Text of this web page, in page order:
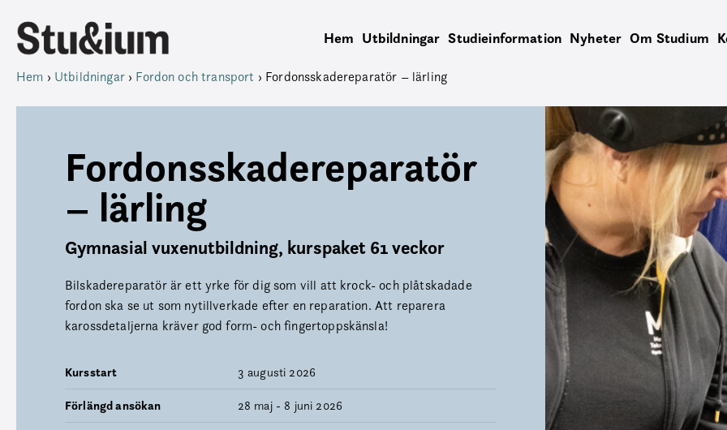
Hem Utbildningar Studieinformation Nyheter Om Studium
Hem › Utbildningar› Fordon och transport › Fordonsskadereparatör – lärling
Fordonsskadereparatör
– lärling
Gymnasial vuxenutbildning, kurspaket 61 veckor
Bilskadereparatör är ett yrke för dig som vill att krock- och plåtskadade
fordon ska se ut som nytillverkade efter en reparation. Att reparera
karossdetaljerna kräver god form- och fingertoppskänsla!
Kursstart 3 augusti 2026
Förlängd ansökan 28 maj - 8 juni 2026